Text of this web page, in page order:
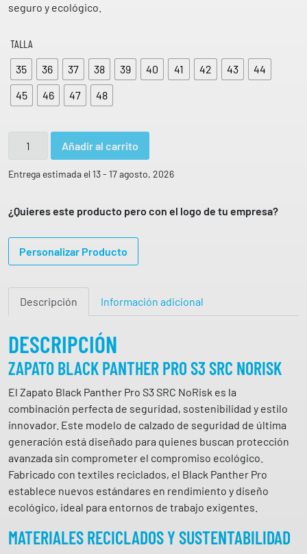
seguro y ecológico.
TALLA
35
36 37 38 39 40 41 42 43
44
45
46 47 48
p
o
B
c
a
n
t
h
r
r
o
R
Añadir al carrito
Entrega estimada el 13 - 17 agosto, 2026
¿Quieres este producto pero con el logo de tu empresa?
Personalizar Producto
Descripción Información adicional
DESCRIPCIÓN
ZAPATO BLACK PANTHER PRO S3 SRC NORISK
El Zapato Black Panther Pro S3 SRC NoRisk es la
combinación perfecta de seguridad, sostenibilidad y estilo
innovador. Este modelo de calzado de seguridad de última
generación está diseñado para quienes buscan protección
avanzada sin comprometer el compromiso ecológico.
Fabricado con textiles reciclados, el Black Panther Pro
establece nuevos estándares en rendimiento y diseño
ecológico, ideal para entornos de trabajo exigentes.
MATERIALES RECICLADOS Y SUSTENTABILIDAD